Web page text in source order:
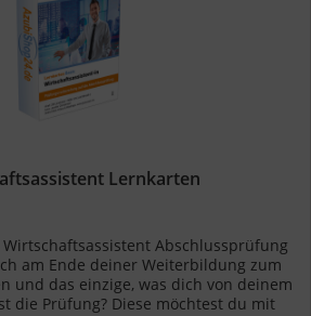
Lernkarten
Abschlussprüfung
am Ende deiner Weiterbildung zum
und das einzige, was dich von deinem
die Prüfung? Diese möchtest du mit